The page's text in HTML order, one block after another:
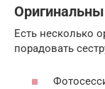
Есть несколько
порадовать